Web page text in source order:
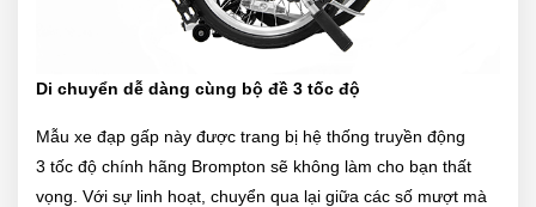
Di chuyển dễ dàng cùng bộ đề 3 tốc độ
Mẫu xe đạp gấp này được trang bị hệ thống truyền động
3 tốc độ chính hãng Brompton sẽ không làm cho bạn thất
vọng. Với sự linh hoạt, chuyển qua lại giữa các số mượt mà